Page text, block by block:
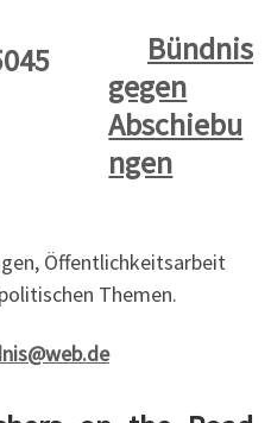
Bündnis
gegen
Abschiebu
ngen
Öffentlichkeitsarbeit
Themen.